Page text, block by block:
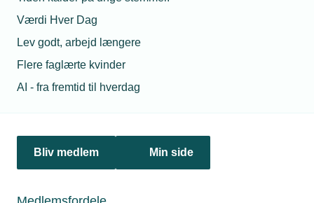
Værdi Hver Dag
Lev godt, arbejd længere
Flere faglærte kvinder
AI - fra fremtid til hverdag
Bliv medlem Min side
jura@tekniq.dk
tekniq@tekniq.dk